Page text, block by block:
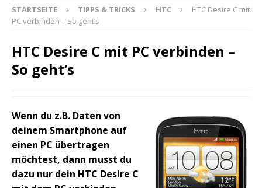
STARTSEITE TIPPS & TRICKS HTC
HTC Desire C mit
PC verbinden – So geht’s
HTC Desire C mit PC verbinden –
So geht’s
Wenn du z.B. Daten von
deinem Smartphone auf
einen PC übertragen
möchtest, dann musst du
dazu nur dein HTC Desire C